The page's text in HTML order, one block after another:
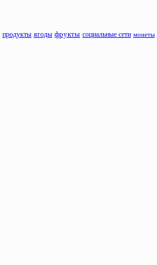
продукты ягоды фрукты социальные сети монеты